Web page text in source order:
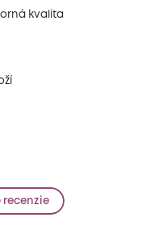
kvalita
recenzie